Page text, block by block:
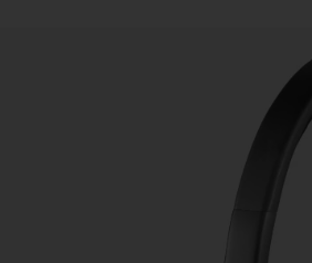
H570e for
คุณภาพเสียงที่คมชัด: สั